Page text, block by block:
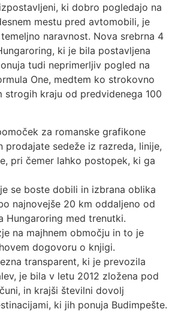
ki dobro pogledajo na
mestu pred avtomobili, je
naravnost. Nova srebrna 4
ki je bila postavljena
tudi neprimerljiv pogled na
One, medtem ko strokovno
strogih kraju od predvidenega 100
za romanske grafikone
prodajate sedeže iz razreda, linije,
pri čemer lahko postopek, ki ga
se boste dobili in izbrana oblika
najnovejše 20 km oddaljeno od
Hungaroring med trenutki.
na majhnem območju in to je
dogovoru o knjigi.
transparent, ki je prevozila
je bila v letu 2012 zložena pod
in krajši številni dovolj
ki jih ponuja Budimpešte.